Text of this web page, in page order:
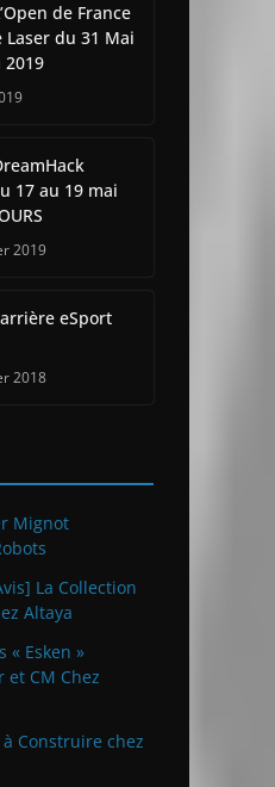
de France
Laser du 31 Mai
2019
17 au 19 mai
2019
eSport
2018
Mignot
La Collection
Altaya
« Esken »
et CM Chez
Construire chez